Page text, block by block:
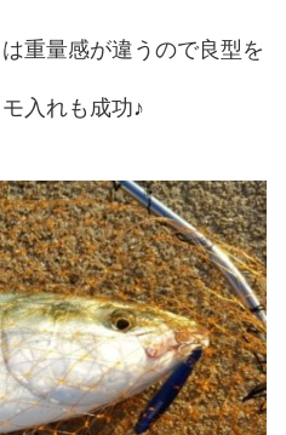
重量感が違うので良型を
入れも成功♪